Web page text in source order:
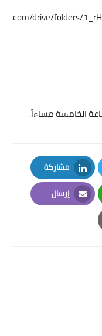
drive/folders/
مشاركة
LinkedIn
إرسال
Email